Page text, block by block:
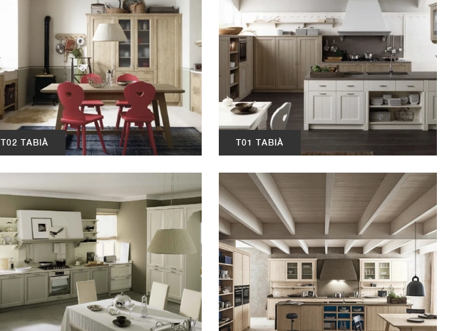
T02 TABIÀ T01 TABIÀ